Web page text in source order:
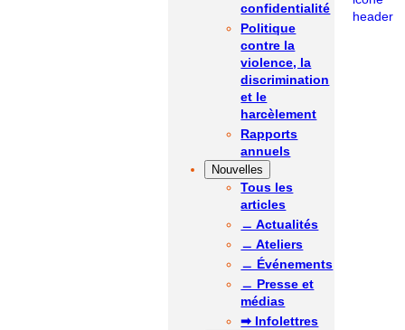
confidentialité
Politique
contre la
violence, la
discrimination
et le
harcèlement
Rapports
annuels
Nouvelles
Tous les
articles
﹘ Actualités
﹘ Ateliers
﹘ Événements
﹘ Presse et
médias
➡ Infolettres